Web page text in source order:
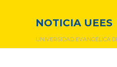
NOTICIA UEES
UNIVERSIDAD EVANGÉLICA